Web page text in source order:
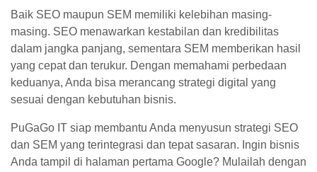
Baik SEO maupun SEM memiliki kelebihan masing-
masing. SEO menawarkan kestabilan dan kredibilitas
dalam jangka panjang, sementara SEM memberikan hasil
yang cepat dan terukur. Dengan memahami perbedaan
keduanya, Anda bisa merancang strategi digital yang
sesuai dengan kebutuhan bisnis.
PuGaGo IT siap membantu Anda menyusun strategi SEO
dan SEM yang terintegrasi dan tepat sasaran. Ingin bisnis
Anda tampil di halaman pertama Google? Mulailah dengan